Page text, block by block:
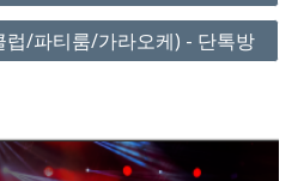
럽/파티룸/가라오케) - 단톡방